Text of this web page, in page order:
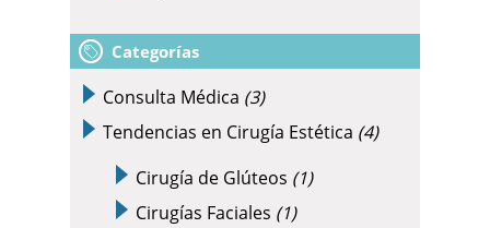
Categorías
Consulta Médica (3)
Tendencias en Cirugía Estética (4)
Cirugía de Glúteos (1)
Cirugías Faciales (1)